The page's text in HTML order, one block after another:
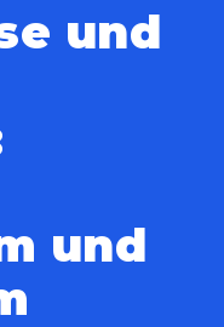
und
und
Sc